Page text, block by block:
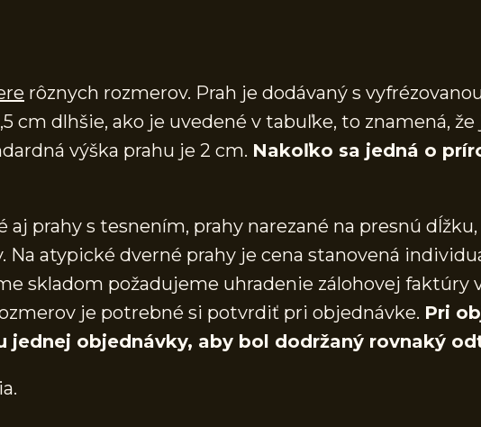
rôznych rozmerov. Prah je dodávaný s
cm dlhšie, ako je uvedené v tabuľke, to znamená,
výška prahu je 2 cm. Nakoľko sa jedná o
aj prahy s tesnením, prahy narezané na presnú
atypické dverné prahy je cena stanovená
skladom požadujeme uhradenie zálohovej faktúry
je potrebné si potvrdiť pri objednávke. Pri
objednávky, aby bol dodržaný rovnaký